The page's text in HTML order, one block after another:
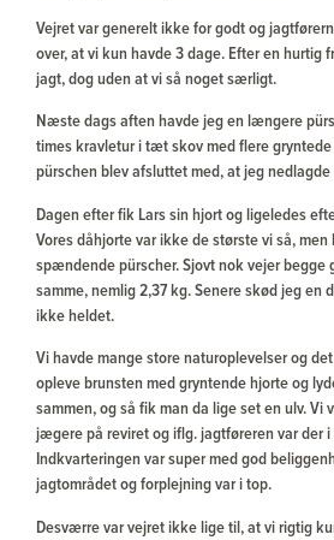
Vejret var generelt ikke for godt og
over, at vi kun havde 3 dage. Efter en hurtig
jagt, dog uden at vi så noget særligt.
Næste dags aften havde jeg en længere
times kravletur i tæt skov med flere
pürschen blev afsluttet med, at jeg
Dagen efter fik Lars sin hjort og ligeledes
Vores dåhjorte var ikke de største vi så,
spændende pürscher. Sjovt nok vejer begge
samme, nemlig 2,37 kg. Senere skød jeg en
ikke heldet.
Vi havde mange store naturoplevelser og
opleve brunsten med gryntende hjorte og
sammen, og så fik man da lige set en ulv. Vi
jægere på reviret og iflg. jagtføreren var der
Indkvarteringen var super med god
jagtområdet og forplejning var i top.
Desværre var vejret ikke lige til, at vi rigtig